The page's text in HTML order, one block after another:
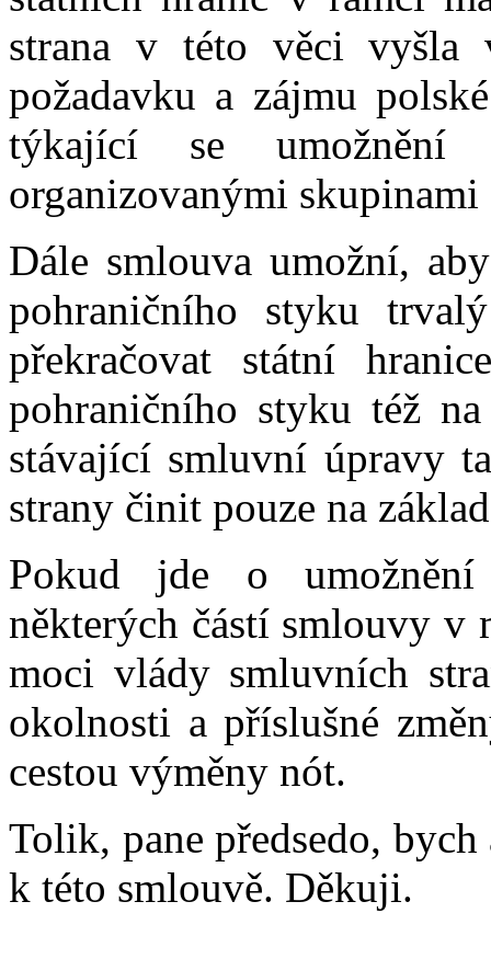
strana v této věci vyšla
požadavku a zájmu
týkající se umožnění
organizovanými
Dále smlouva umožní,
pohraničního styku
překračovat státní
pohraničního styku též
stávající smluvní úpravy
strany činit pouze na
Pokud jde o umožnění
některých částí smlouvy v
moci vlády smluvních
okolnosti a příslušné
cestou výměny nót.
Tolik, pane předsedo,
k této smlouvě. Děkuji.